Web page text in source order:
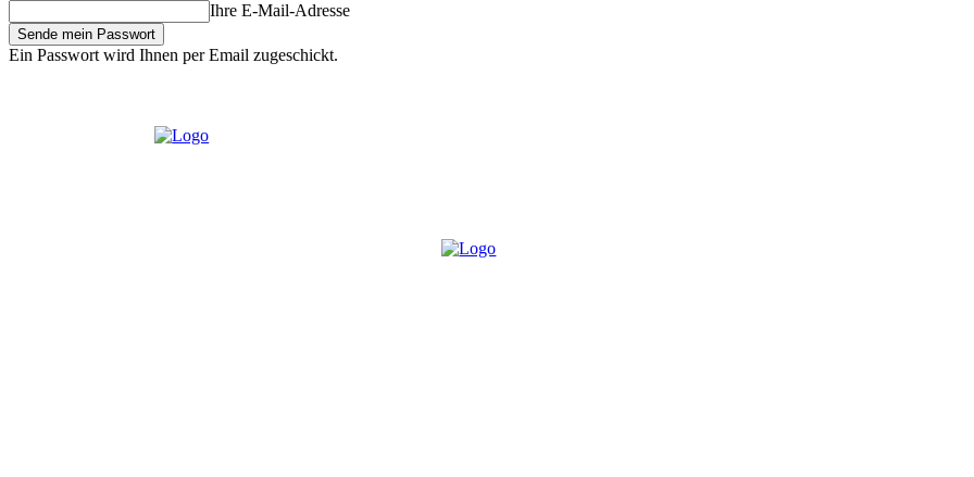
Ihre E-Mail-Adresse
Ein Passwort wird Ihnen per Email zugeschickt.